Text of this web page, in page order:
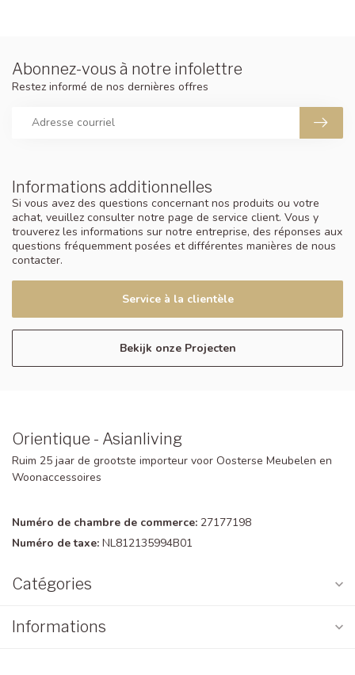
Informations additionnelles
Si vous avez des questions concernant nos produits ou votre
achat, veuillez consulter notre page de service client. Vous y
trouverez les informations sur notre entreprise, des réponses aux
questions fréquemment posées et différentes manières de nous
contacter.
Service à la clientèle
Bekijk onze Projecten
Abonnez-vous à notre infolettre
Restez informé de nos dernières offres
Orientique - Asianliving
Ruim 25 jaar de grootste importeur voor Oosterse Meubelen en
Woonaccessoires
Numéro de chambre de commerce: 27177198
Numéro de taxe: NL812135994B01
Catégories
Informations